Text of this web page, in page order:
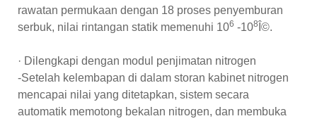
rawatan permukaan dengan 18 proses penyemburan
serbuk, nilai rintangan statik memenuhi 106 -108 Î©.
· Dilengkapi dengan modul penjimatan nitrogen
-Setelah kelembapan di dalam storan kabinet nitrogen
mencapai nilai yang ditetapkan, sistem secara
automatik memotong bekalan nitrogen, dan membuka